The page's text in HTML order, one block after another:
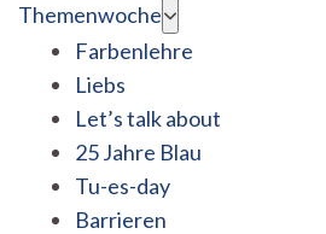
Themenwoche
Farbenlehre
Liebs
Let’s talk about
25 Jahre Blau
Tu-es-day
Barrieren